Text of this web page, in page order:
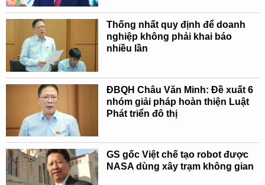
Thống nhất quy định để doanh
nghiệp không phải khai báo
nhiều lần
ĐBQH Châu Văn Minh: Đề xuất 6
nhóm giải pháp hoàn thiện Luật
Phát triển đô thị
GS gốc Việt chế tạo robot được
NASA dùng xây trạm không gian